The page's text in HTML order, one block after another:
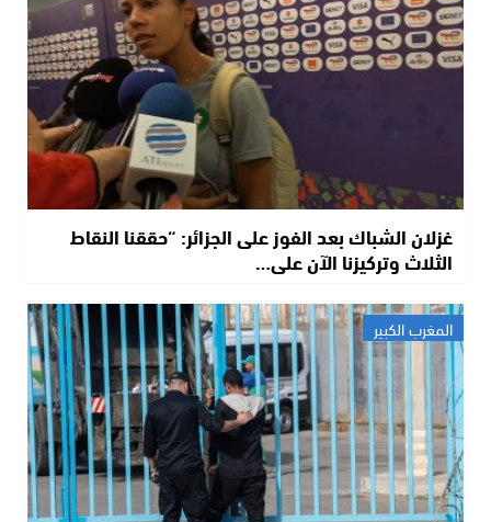
غزلان الشباك بعد الفوز على الجزائر: “حققنا النقاط
الثلاث وتركيزنا الآن على…
المغرب الكبير